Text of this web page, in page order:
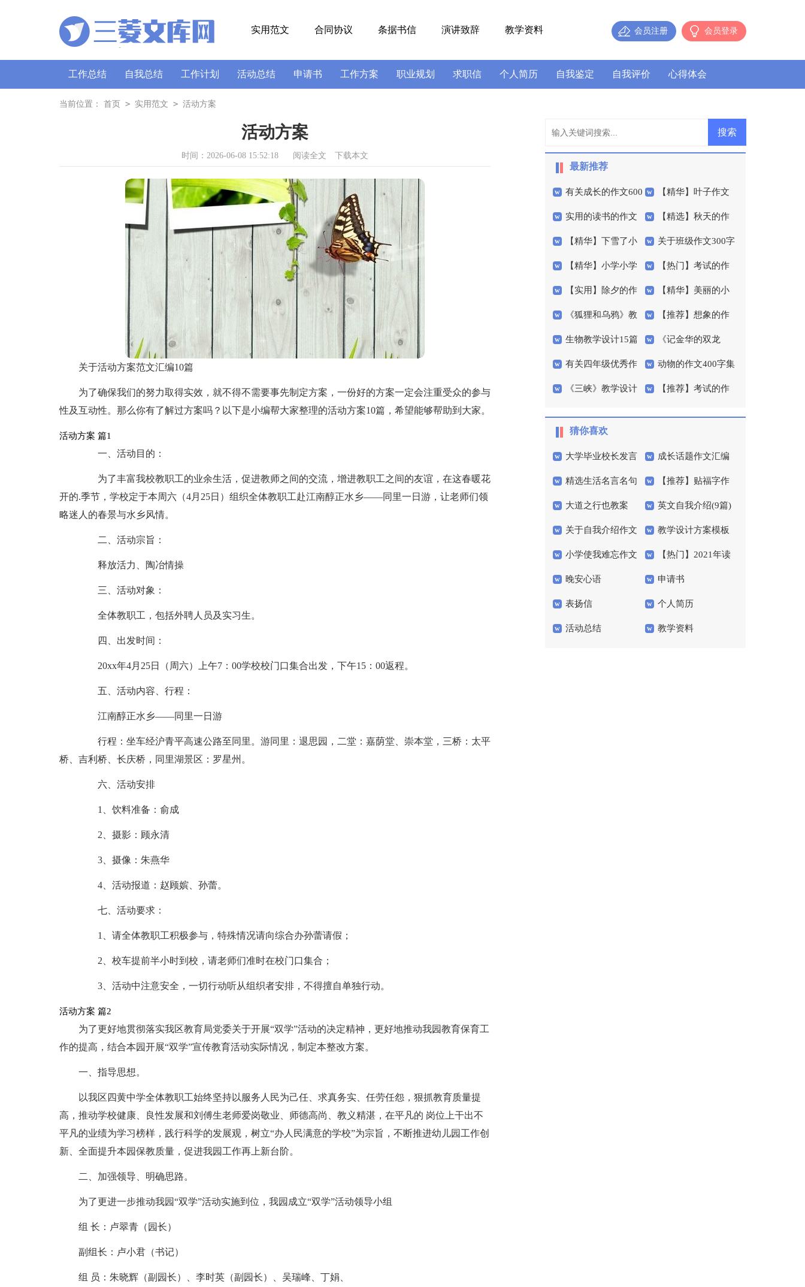
实用范文 合同协议 条据书信 演讲致辞 教学资料 会员登录
会员注册
工作总结 自我总结 工作计划 活动总结 申请书 工作方案 职业规划 求职信 个人简历 自我鉴定 自我评价 心得体会
策划书 讲话稿 广播稿 通讯稿
当前位置： 首页 > 实用范文 > 活动方案
活动方案
时间：2026-06-08 15:52:18 阅读全文 下载本文
关于活动方案范文汇编10篇
为了确保我们的努力取得实效，就不得不需要事先制定方案，一份好的方案一定会注重受众的参与
性及互动性。那么你有了解过方案吗？以下是小编帮大家整理的活动方案10篇，希望能够帮助到大家。
活动方案 篇1
一、活动目的：
为了丰富我校教职工的业余生活，促进教师之间的交流，增进教职工之间的友谊，在这春暖花
开的.季节，学校定于本周六（4月25日）组织全体教职工赴江南醇正水乡——同里一日游，让老师们领
略迷人的春景与水乡风情。
二、活动宗旨：
释放活力、陶冶情操
三、活动对象：
全体教职工，包括外聘人员及实习生。
四、出发时间：
20xx年4月25日（周六）上午7：00学校校门口集合出发，下午15：00返程。
五、活动内容、行程：
江南醇正水乡——同里一日游
行程：坐车经沪青平高速公路至同里。游同里：退思园，二堂：嘉荫堂、崇本堂，三桥：太平
桥、吉利桥、长庆桥，同里湖景区：罗星州。
六、活动安排
1、饮料准备：俞成
2、摄影：顾永清
3、摄像：朱燕华
4、活动报道：赵顾嫔、孙蕾。
七、活动要求：
1、请全体教职工积极参与，特殊情况请向综合办孙蕾请假；
2、校车提前半小时到校，请老师们准时在校门口集合；
3、活动中注意安全，一切行动听从组织者安排，不得擅自单独行动。
活动方案 篇2
为了更好地贯彻落实我区教育局党委关于开展“双学”活动的决定精神，更好地推动我园教育保育工
作的提高，结合本园开展“双学”宣传教育活动实际情况，制定本整改方案。
一、指导思想。
以我区四黄中学全体教职工始终坚持以服务人民为己任、求真务实、任劳任怨，狠抓教育质量提
高，推动学校健康、良性发展和刘傅生老师爱岗敬业、师德高尚、教义精湛，在平凡的 岗位上干出不
平凡的业绩为学习榜样，践行科学的发展观，树立“办人民满意的学校”为宗旨，不断推进幼儿园工作创
新、全面提升本园保教质量，促进我园工作再上新台阶。
二、加强领导、明确思路。
为了更进一步推动我园“双学”活动实施到位，我园成立“双学”活动领导小组
组 长：卢翠青（园长）
副组长：卢小君（书记）
组 员：朱晓辉（副园长）、李时英（副园长）、吴瑞峰、丁娟、
最新推荐
有关成长的作文600
字3篇
【精华】叶子作文
300字集锦五篇
实用的读书的作文
300字集锦5篇
【精选】秋天的作
文400字三篇
【精华】下雪了小
学作文300字三篇
关于班级作文300字
汇编10篇
【精华】小学小学
生优秀作文300字合集
六篇
【热门】考试的作
文300字集锦6篇
【实用】除夕的作
文300字集合八篇
【精华】美丽的小
学作文300字4篇
《狐狸和乌鸦》教
学设计
【推荐】想象的作
文400字锦集六篇
生物教学设计15篇 《记金华的双龙
洞》教学设计
有关四年级优秀作
文300字汇总8篇
动物的作文400字集
锦6篇
《三峡》教学设计 【推荐】考试的作
猜你喜欢
大学毕业校长发言
稿
成长话题作文汇编
15篇
精选生活名言名句
汇编78句
【推荐】贴福字作
文四篇
大道之行也教案 英文自我介绍(9篇)
关于自我介绍作文
600字锦集8篇
教学设计方案模板
汇总十篇
小学使我难忘作文 【热门】2021年读
书名言名句汇总68条
晚安心语 申请书
表扬信 个人简历
活动总结 教学资料